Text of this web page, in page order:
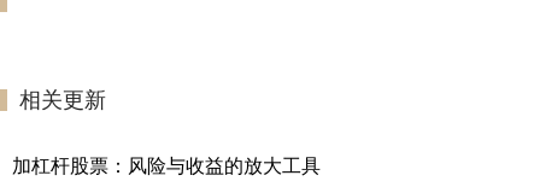
相关更新
加杠杆股票：风险与收益的放大工具